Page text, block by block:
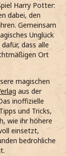
Harry Potter:
dabei, den
Gemeinsam
Unglück
dass alle
Ort
magischen
aus der
inoffizielle
und Tricks,
wie ihr höhere
einsetzt,
bedrohliche